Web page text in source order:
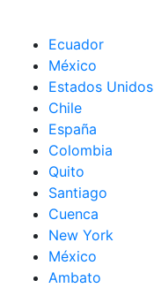
Ecuador
México
Estados Unidos
Chile
España
Colombia
Quito
Santiago
Cuenca
New York
México
Ambato